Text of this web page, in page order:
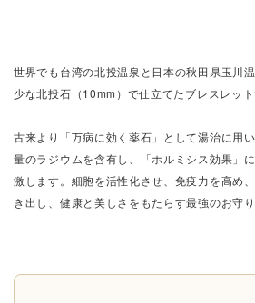
世界でも台湾の北投温泉と日本の秋田県玉川
少な北投石（10mm）で仕立てたブレスレット
古来より「万病に効く薬石」として湯治に用
量のラジウムを含有し、「ホルミシス効果」
激します。細胞を活性化させ、免疫力を高め
き出し、健康と美しさをもたらす最強のお守り